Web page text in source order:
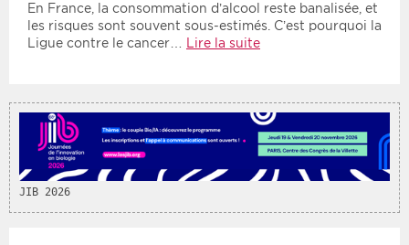
Période
Choisir une date de débutChoisir une date de fin
Tri
En France, la consommation d’alcool reste banalisée, et
les risques sont souvent sous-estimés. C’est pourquoi la
Ligue contre le cancer…
Lire la suite
JIB 2026